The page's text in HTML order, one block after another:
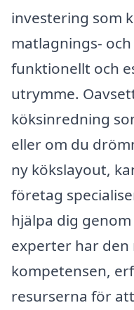
investering som
matlagnings-
funktionellt och
utrymme.
köksinredning
eller om du
ny kökslayout,
företag
hjälpa dig genom
experter har den
kompetensen,
resurserna för